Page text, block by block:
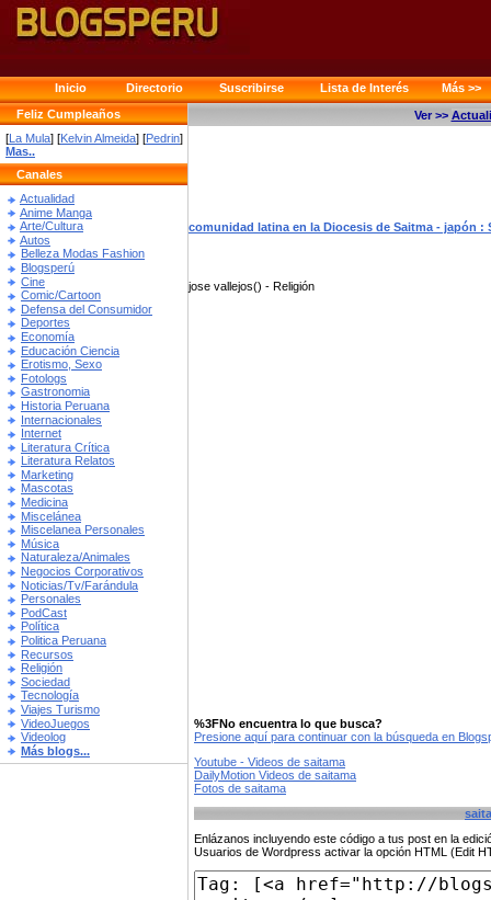
Inicio Directorio Suscribirse Lista de Interés
Más >>
Feliz Cumpleaños
[La Mula] [Kelvin Almeida] [Pedrin]
Mas..
Canales
Actualidad
Anime Manga
Arte/Cultura
Autos
Belleza Modas Fashion
Blogsperú
Cine
Comic/Cartoon
Defensa del Consumidor
Deportes
Economía
Educación Ciencia
Erotismo, Sexo
Fotologs
Gastronomia
Historia Peruana
Internacionales
Internet
Literatura Crítica
Literatura Relatos
Marketing
Mascotas
Medicina
Miscelánea
Miscelanea Personales
Música
Naturaleza/Animales
Negocios Corporativos
Noticias/Tv/Farándula
Personales
PodCast
Política
Politica Peruana
Recursos
Religión
Sociedad
Tecnología
Viajes Turismo
VideoJuegos
Videolog
Más blogs...
Ver >>
comunidad latina en la Diocesis de Saitma - japón :
jose vallejos() - Religión
%3FNo encuentra lo que busca?
Presione aquí para continuar con la búsqueda en
Youtube - Videos de saitama
DailyMotion Videos de saitama
Fotos de saitama
Enlázanos incluyendo este código a tus post en la
Usuarios de Wordpress activar la opción HTML (Edit